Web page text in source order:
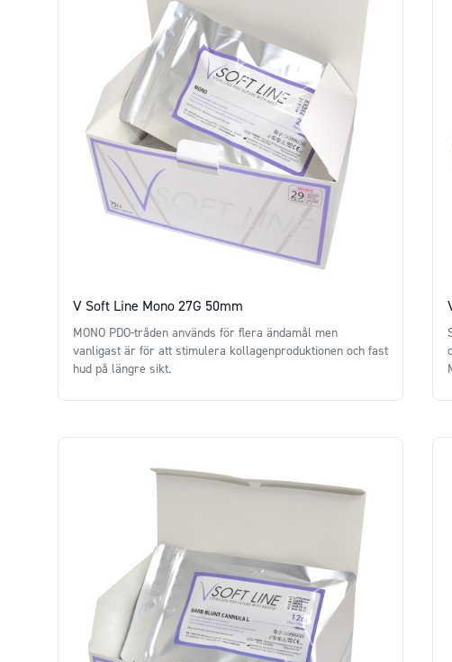
V Soft Line Mono 27G 50mm
MONO PDO-tråden används för flera ändamål men
vanligast är för att stimulera kollagenproduktionen och fast
hud på längre sikt.